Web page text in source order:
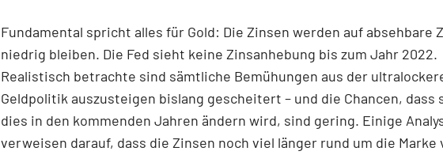
Fundamental spricht alles für Gold: Die Zinsen werden auf absehbare
niedrig bleiben. Die Fed sieht keine Zinsanhebung bis zum Jahr 2022.
Realistisch betrachte sind sämtliche Bemühungen aus der
Geldpolitik auszusteigen bislang gescheitert – und die Chancen, dass
dies in den kommenden Jahren ändern wird, sind gering. Einige
verweisen darauf, dass die Zinsen noch viel länger rund um die Marke